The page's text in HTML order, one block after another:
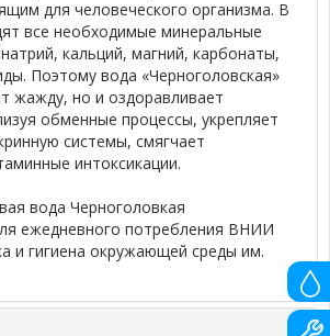
для человеческого организма. В
все необходимые минеральные
кальций, магний, карбонаты,
Поэтому вода «Черноголовская»
жажду, но и оздоравливает
обменные процессы, укрепляет
системы, смягчает
интоксикации.
вода Черноголовкая
ежедневного потребления ВНИИ
и гигиена окружающей среды им.